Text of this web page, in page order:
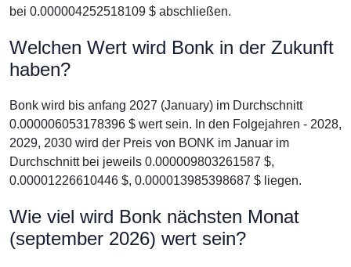
bei 0.000004252518109 $ abschließen.
Welchen Wert wird Bonk in der Zukunft
haben?
Bonk wird bis anfang 2027 (January) im Durchschnitt
0.000006053178396 $ wert sein. In den Folgejahren - 2028,
2029, 2030 wird der Preis von BONK im Januar im
Durchschnitt bei jeweils 0.000009803261587 $,
0.00001226610446 $, 0.000013985398687 $ liegen.
Wie viel wird Bonk nächsten Monat
(september 2026) wert sein?